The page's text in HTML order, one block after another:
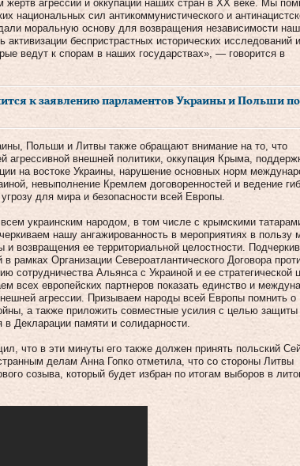
агрессии и оккупации наших стран в ХХ веке. Мы
национальных сил антикоммунистического и
моральную основу для возвращения независимости
беспристрастных исторических исследований и
ведут к спорам в наших государствах», — говорится в
к заявлению парламентов Украины и Польши
Польши и Литвы также обращают внимание на то, что
агрессивной внешней политики, оккупация Крыма,
на востоке Украины, нарушение основных норм
невыполнение Кремлем договоренностей и ведение
для мира и безопасности всей Европы.
украинским народом, в том числе с крымскими
нашу ангажированность в мероприятиях в пользу
и возвращения ее территориальной целостности.
рамках Организации Североатлантического Договора
сотрудничества Альянса с Украиной и ее стратегической
всех европейских партнеров показать единство и
агрессии. Призываем народы всей Европы помнить о
а также приложить совместные усилия с целью защиты
Декларации памяти и солидарности.
что в эти минуты его также должен принять польский
делам Анна Гопко отметила, что со стороны Литвы
созыва, который будет избран по итогам выборов в